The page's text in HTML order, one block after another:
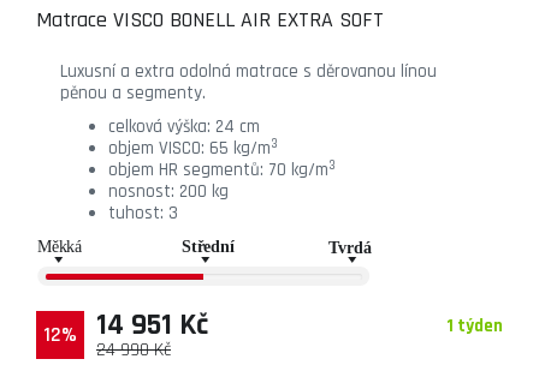
Matrace VISCO BONELL AIR EXTRA SOFT
Luxusní a extra odolná matrace s děrovanou línou
pěnou a segmenty.
celková výška: 24 cm
objem VISCO: 65 kg/m3
objem HR segmentů: 70 kg/m3
nosnost: 200 kg
tuhost: 3
1 týden
12%
24 990 Kč
14 951 Kč